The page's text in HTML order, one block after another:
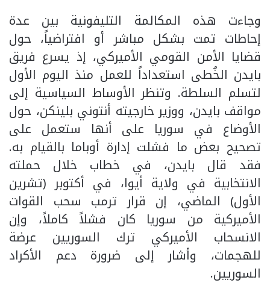
وجاءت هذه المكالمة التليفونية بين عدة
إحاطات تمت بشكل مباشر أو افتراضياً، حول
قضايا الأمن القومي الأميركي، إذ يسرع فريق
بايدن الخُطى استعداداً للعمل منذ اليوم الأول
لتسلم السلطة. وتنظر الأوساط السياسية إلى
مواقف بايدن، ووزير خارجيته أنتوني بلينكن، حول
الأوضاع في سوريا على أنها ستعمل على
تصحيح بعض ما فشلت إدارة أوباما بالقيام به.
فقد قال بايدن، في خطاب خلال حملته
الانتخابية في ولاية أيوا، في أكتوبر (تشرين
الأول) الماضي، إن قرار ترمب سحب القوات
الأميركية من سوريا كان فشلاً كاملاً، وإن
الانسحاب الأميركي ترك السوريين عرضة
للهجمات، وأشار إلى ضرورة دعم الأكراد
السوريين.